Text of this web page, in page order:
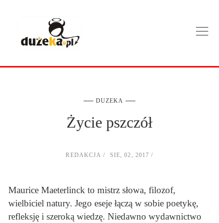
DUZEKA
Życie pszczół
REDAKCJA SIE, 02, 2017
Maurice Maeterlinck to mistrz słowa, filozof,
wielbiciel natury. Jego eseje łączą w sobie poetykę,
refleksję i szeroką wiedzę. Niedawno wydawnictwo